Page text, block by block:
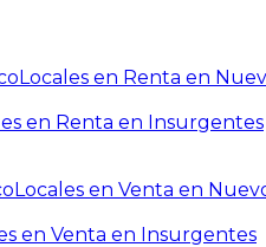
Locales en Renta en
en Renta en Insurgentes
Locales en Venta en
en Venta en Insurgentes